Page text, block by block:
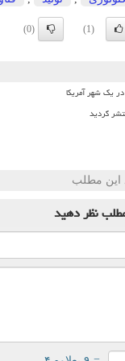
(1)
(0)
یک شهر آمریکا
گردید
نظر دهید